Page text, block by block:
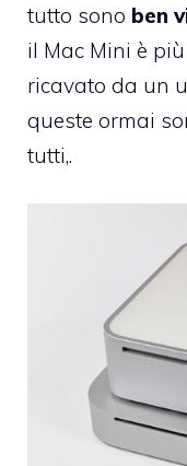
tutto sono ben
il Mac Mini è
ricavato da un
queste ormai
tutti,.